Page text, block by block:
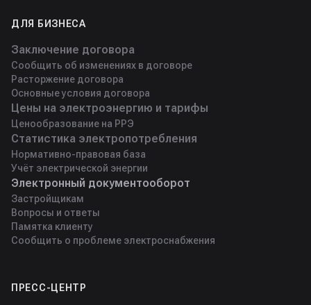
ДЛЯ БИЗНЕСА
Заключение договора
Сообщить об изменениях в договоре
Расторжение договора
Основные условия договора
Цены на электроэнергию и тарифы
Ценообразование на РРЭ
Статистика электропотребления
Нормативно-правовая база
Учёт электрической энергии
Электронный документооборот
Застройщикам
Вопросы и ответы
Памятка клиенту
Сообщить о проблеме электроснабжения
ПРЕСС-ЦЕНТР